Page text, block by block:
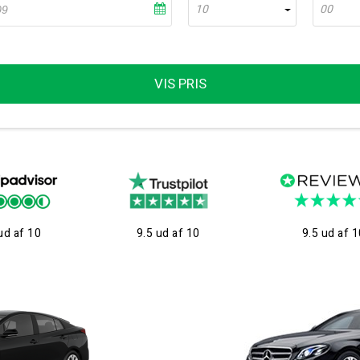
10 00
VIS PRIS
af 10 9.5 ud af 10 9.5 ud af